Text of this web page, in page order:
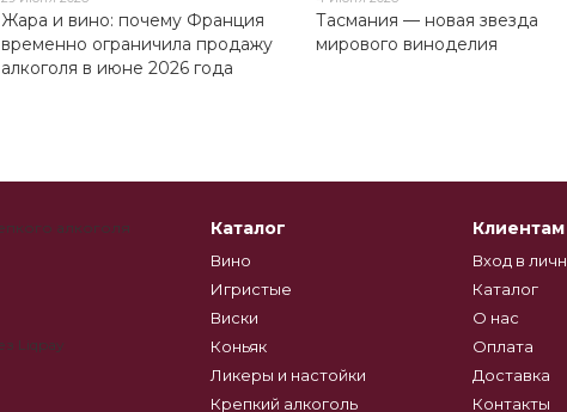
Жара и вино: почему Франция
временно ограничила продажу
алкоголя в июне 2026 года
Тасмания — новая звезда
мирового виноделия
Каталог
Вино
Игристые
Виски
Коньяк
Ликеры и настойки
Крепкий алкоголь
Клиентам
Вход в
Каталог
О нас
Оплата
Доставка
Контакты